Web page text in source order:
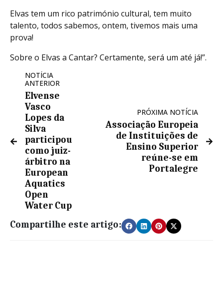
Elvas tem um rico património cultural, tem muito
talento, todos sabemos, ontem, tivemos mais uma
prova!
Sobre o Elvas a Cantar? Certamente, será um até já!”.
NOTÍCIA
ANTERIOR
Elvense
Vasco
Lopes da
Silva
participou
como juiz-
árbitro na
European
Aquatics
Open
Water Cup
PRÓXIMA NOTÍCIA
Associação Europeia
de Instituições de
Ensino Superior
reúne-se em
Portalegre
Compartilhe este artigo: